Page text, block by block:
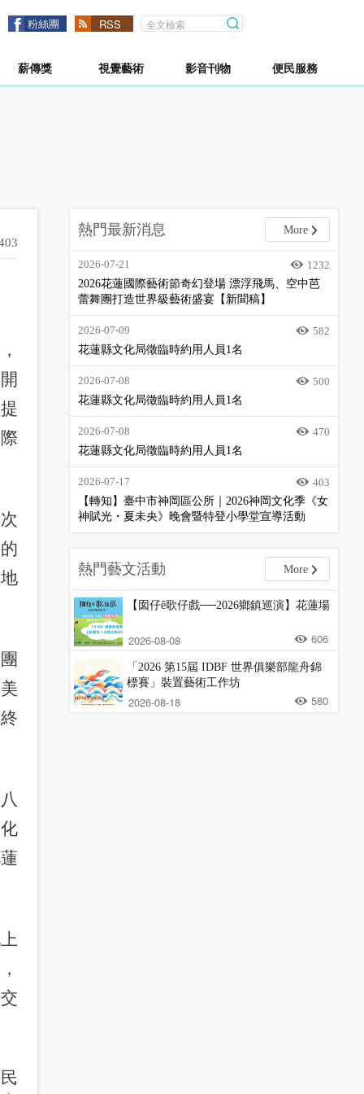
粉絲團 RSS
薪傳獎 視覺藝術 影音刊物 便民服務
熱門最新消息 More
2026-07-21
1232
2026花蓮國際藝術節奇幻登場 漂浮飛馬、空中芭
蕾舞團打造世界級藝術盛宴【新聞稿】
2026-07-09
582
花蓮縣文化局徵臨時約用人員1名
2026-07-08
500
花蓮縣文化局徵臨時約用人員1名
2026-07-08
470
花蓮縣文化局徵臨時約用人員1名
2026-07-17
403
【轉知】臺中市神岡區公所｜2026神岡文化季《女
神賦光・夏未央》晚會暨特登小學堂宣導活動
熱門藝文活動 More
【囡仔ê歌仔戲──2026鄉鎮巡演】花蓮場
2026-08-08 606
「2026 第15屆 IDBF 世界俱樂部龍舟錦
標賽」裝置藝術工作坊
2026-08-18 580